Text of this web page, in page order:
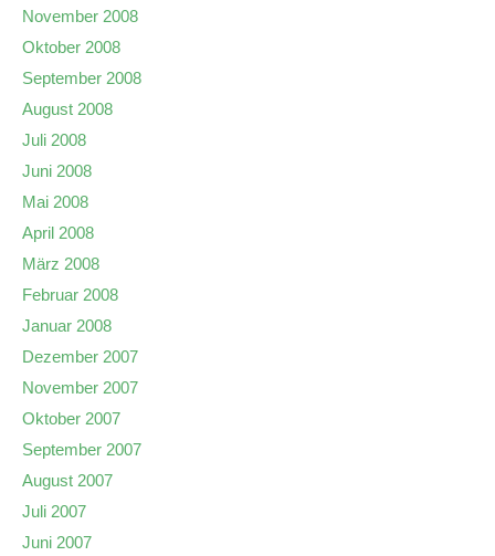
November 2008
Oktober 2008
September 2008
August 2008
Juli 2008
Juni 2008
Mai 2008
April 2008
März 2008
Februar 2008
Januar 2008
Dezember 2007
November 2007
Oktober 2007
September 2007
August 2007
Juli 2007
Juni 2007